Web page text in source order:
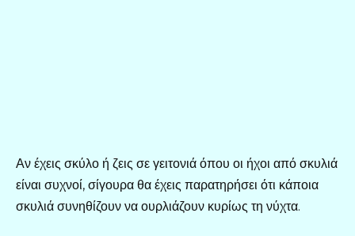
Αν έχεις σκύλο ή ζεις σε γειτονιά όπου οι ήχοι από σκυλιά
είναι συχνοί, σίγουρα θα έχεις παρατηρήσει ότι κάποια
σκυλιά συνηθίζουν να ουρλιάζουν κυρίως τη νύχτα.